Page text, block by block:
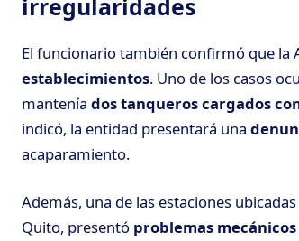
irregularidades
El funcionario también confirmó que la
establecimientos. Uno de los casos
mantenía dos tanqueros cargados
indicó, la entidad presentará una
acaparamiento.
Además, una de las estaciones
Quito, presentó problemas